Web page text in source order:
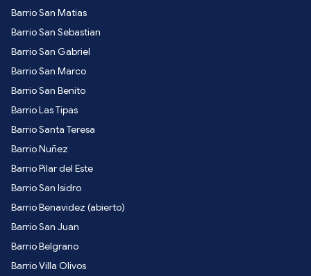
Barrio San Matias
Barrio San Sebastian
Barrio San Gabriel
Barrio San Marco
Barrio San Benito
Barrio Las Tipas
Barrio Santa Teresa
Barrio Nuñez
Barrio Pilar del Este
Barrio San Isidro
Barrio Benavidez (abierto)
Barrio San Juan
Barrio Belgrano
Barrio Villa Olivos